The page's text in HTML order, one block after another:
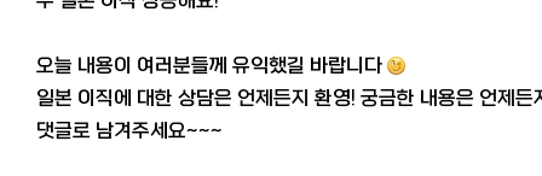
오늘 내용이 여러분들께 유익했길 바랍니다
일본 이직에 대한 상담은 언제든지 환영! 궁금한 내용은 언제든
댓글로 남겨주세요~~~